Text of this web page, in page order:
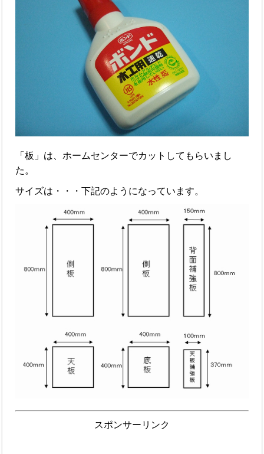
「板」は、ホームセンターでカットしてもらいまし
た。
サイズは・・・下記のようになっています。
スポンサーリンク